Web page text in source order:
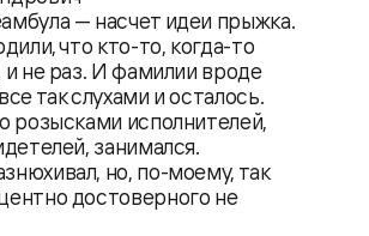
— насчет идеи прыжка.
что кто-то, когда-то
и не раз. И фамилии вроде
так слухами и осталось.
розысками исполнителей,
занимался.
но, по-моему, так
достоверного не